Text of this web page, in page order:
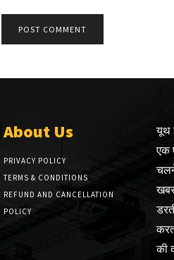
About Us
PRIVACY POLICY
TERMS & CONDITIONS
REFUND AND CANCELLATION
POLICY
यूथ
एक
की